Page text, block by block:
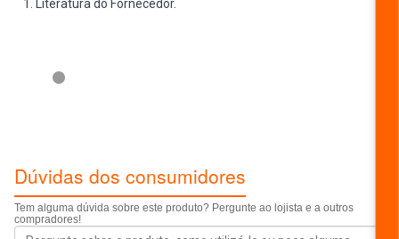
Literatura do Fornecedor.
Dúvidas dos consumidores
Tem alguma dúvida sobre este produto? Pergunte ao lojista e a outros
compradores!